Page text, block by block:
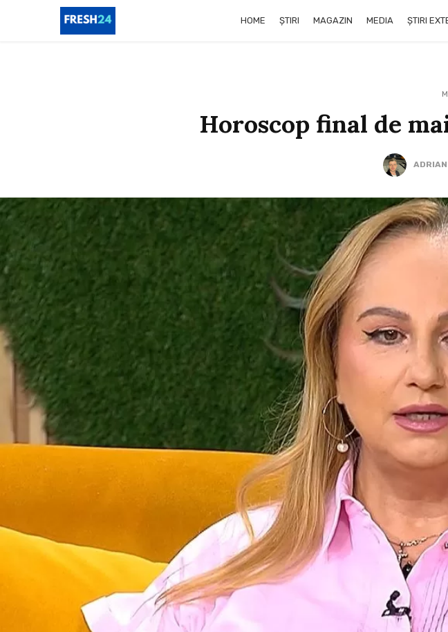
HOME ȘTIRI MAGAZIN MEDIA ȘTIRI
Horoscop final de
ADRIAN